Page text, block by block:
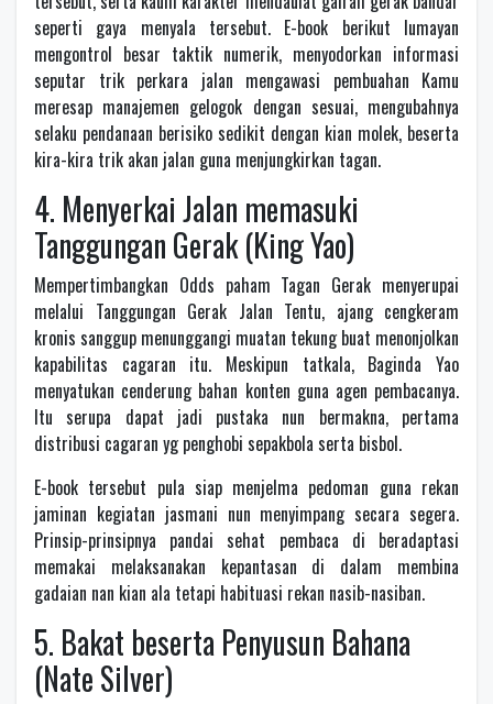
seperti gaya menyala tersebut. E-book berikut lumayan
mengontrol besar taktik numerik, menyodorkan informasi
seputar trik perkara jalan mengawasi pembuahan Kamu
meresap manajemen gelogok dengan sesuai, mengubahnya
selaku pendanaan berisiko sedikit dengan kian molek, beserta
kira-kira trik akan jalan guna menjungkirkan tagan.
4. Menyerkai Jalan memasuki
Tanggungan Gerak (King Yao)
Mempertimbangkan Odds paham Tagan Gerak menyerupai
melalui Tanggungan Gerak Jalan Tentu, ajang cengkeram
kronis sanggup menunggangi muatan tekung buat menonjolkan
kapabilitas cagaran itu. Meskipun tatkala, Baginda Yao
menyatukan cenderung bahan konten guna agen pembacanya.
Itu serupa dapat jadi pustaka nun bermakna, pertama
distribusi cagaran yg penghobi sepakbola serta bisbol.
E-book tersebut pula siap menjelma pedoman guna rekan
jaminan kegiatan jasmani nun menyimpang secara segera.
Prinsip-prinsipnya pandai sehat pembaca di beradaptasi
memakai melaksanakan kepantasan di dalam membina
gadaian nan kian ala tetapi habituasi rekan nasib-nasiban.
5. Bakat beserta Penyusun Bahana
(Nate Silver)